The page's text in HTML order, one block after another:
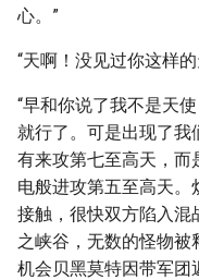
心。”
“天啊！没见过你这样
“早和你说了我不是天
就行了。可是出现了我
有来攻第七至高天，而
电般进攻第五至高天
接触，很快双方陷入混
之峡谷，无数的怪物
机会贝黑莫特因带军团